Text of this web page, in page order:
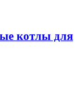
котлы для